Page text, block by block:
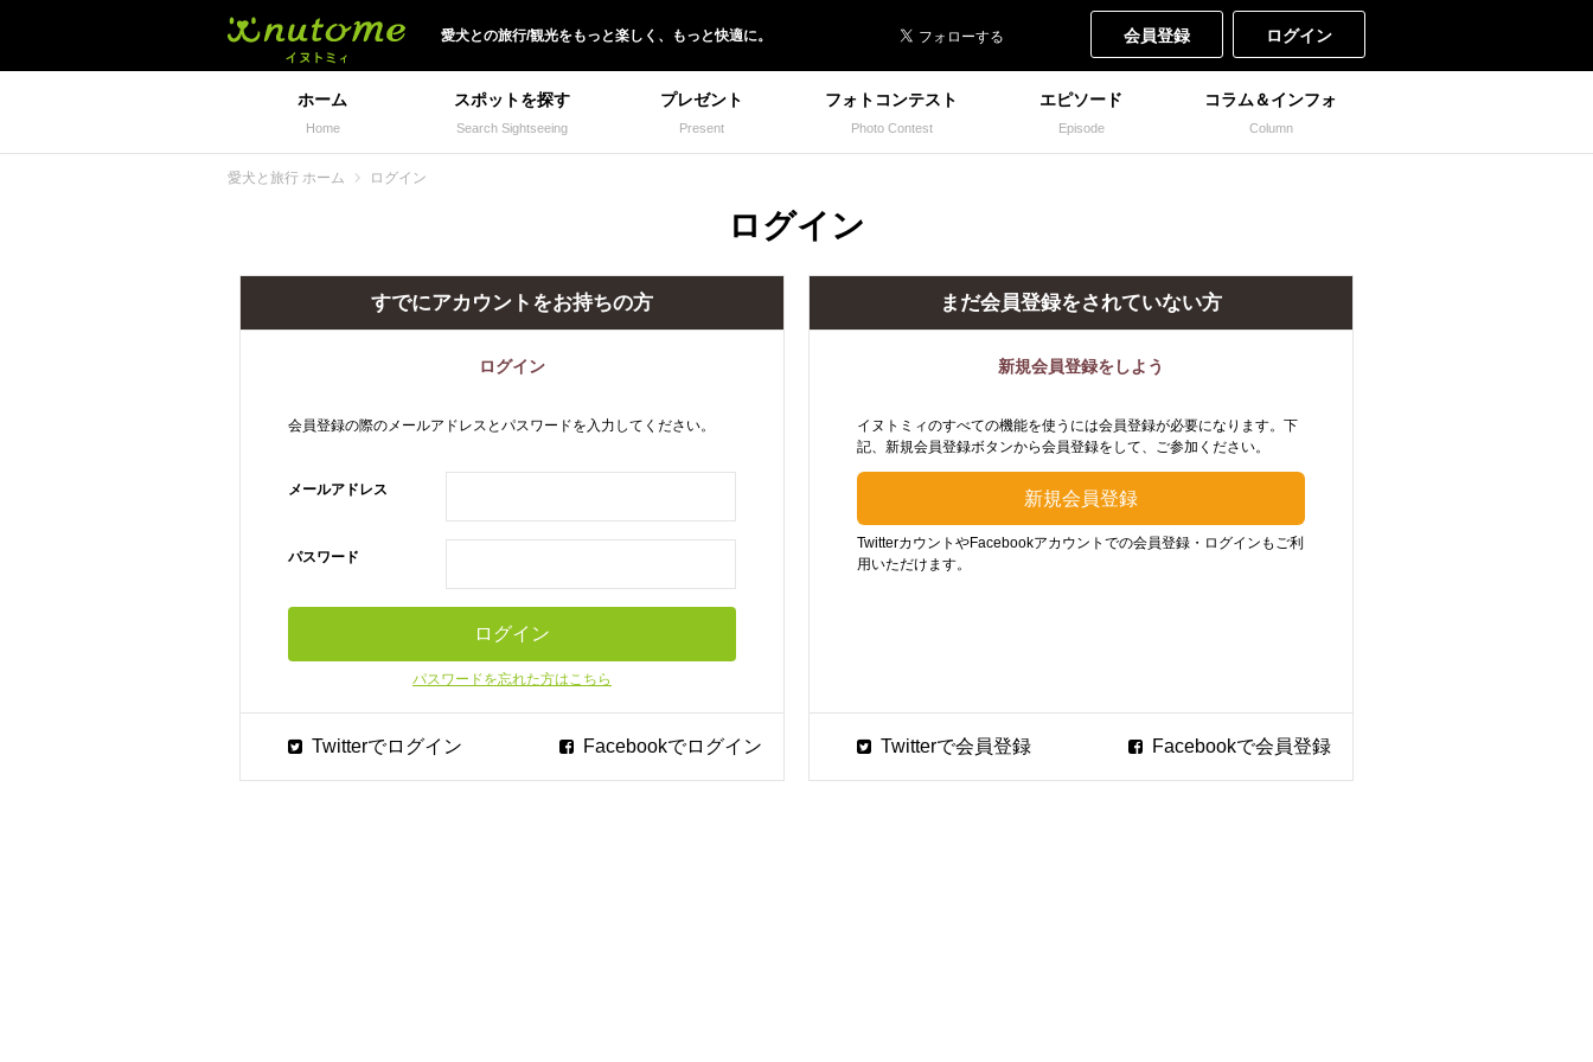
愛犬との旅行/観光をもっと楽しく、 もっと快適に。 会員登録 ログイン
ホーム
Home
スポットを探す
Search Sightseeing
プレゼント
Present
フォトコンテスト
Photo Contest
エピソード
Episode
コラム＆インフォ
Column
愛犬と旅行 ホーム ログイン
ログイン
すでにアカウントをお持ちの方
ログイン
会員登録の際のメールアドレスとパスワードを入力してください。
メールアドレス
パスワード
パスワードを忘れた方はこちら
まだ会員登録をされていない方
新規会員登録をしよう
イヌトミィのすべての機能を使うには会員登録が必要になります。下
記、新規会員登録ボタンから会員登録をして、ご参加ください。
TwitterカウントやFacebookアカウントでの会員登録・ログインもご利
用いただけます。